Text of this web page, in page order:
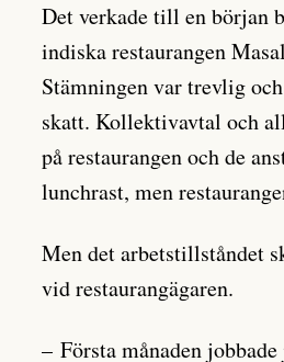
Det verkade till en början
indiska restaurangen
Stämningen var trevlig
skatt. Kollektivavtal och
på restaurangen och de
lunchrast, men
Men det arbetstillståndet
vid restaurangägaren.
– Första månaden